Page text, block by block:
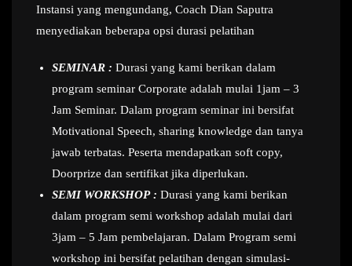
Instansi yang mengundang, Coach Dian Saputra
menyediakan beberapa opsi durasi pelatihan
SEMINAR : Durasi yang kami berikan dalam
program seminar Corporate adalah mulai 1jam – 3
Jam Seminar. Dalam program seminar ini bersifat
Motivational Speech, sharing knowledge dan tanya
jawab terbatas. Peserta mendapatkan soft copy,
Doorprize dan sertifikat jika diperlukan.
SEMI WORKSHOP : Durasi yang kami berikan
dalam program semi workshop adalah mulai dari
3jam – 5 Jam pembelajaran. Dalam Program semi
workshop ini bersifat pelatihan dengan simulasi-